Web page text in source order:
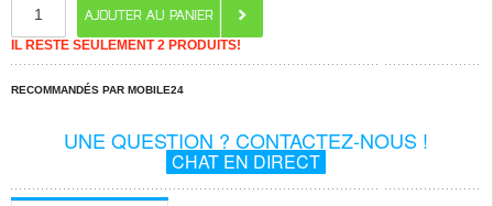
IL RESTE SEULEMENT 2 PRODUITS!
RECOMMANDÉS PAR MOBILE24
UNE QUESTION ? CONTACTEZ-NOUS !
CHAT EN DIRECT